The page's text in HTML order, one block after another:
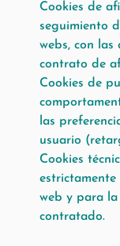
Cookies de
seguimiento
webs, con las
contrato de
Cookies de
las
usuario
Cookies
estrictamente
web y para la
contratado.